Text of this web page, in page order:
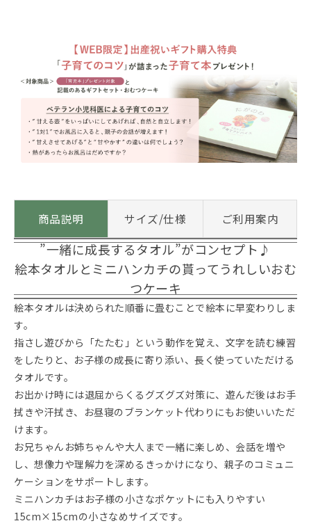
商品説明 サイズ/仕様 ご利用案内
”一緒に成長するタオル”がコンセプト♪
絵本タオルとミニハンカチの貰ってうれしいおむ
つケーキ
絵本タオルは決められた順番に畳むことで絵本に早変わりしま
す。
指さし遊びから「たたむ」という動作を覚え、文字を読む練習
をしたりと、お子様の成長に寄り添い、長く使っていただける
タオルです。
お出かけ時には退屈からくるグズグズ対策に、遊んだ後はお手
拭きや汗拭き、お昼寝のブランケット代わりにもお使いいただ
けます。
お兄ちゃんお姉ちゃんや大人まで一緒に楽しめ、会話を増や
し、想像力や理解力を深めるきっかけになり、親子のコミュニ
ケーションをサポートします。
ミニハンカチはお子様の小さなポケットにも入りやすい
15cm×15cmの小さなめサイズです。